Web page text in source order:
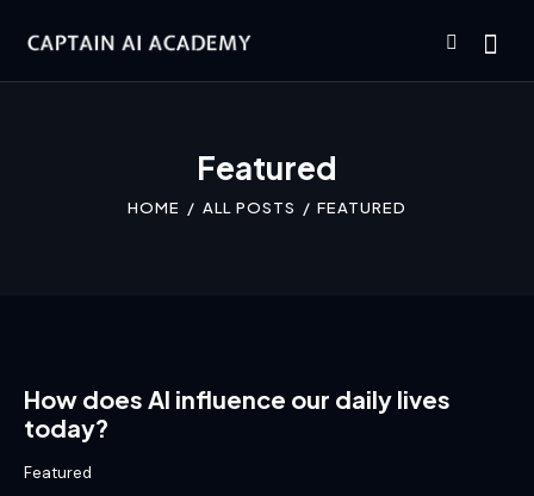
Featured
HOME ALL POSTS FEATURED
How does AI influence our daily lives
today?
Featured